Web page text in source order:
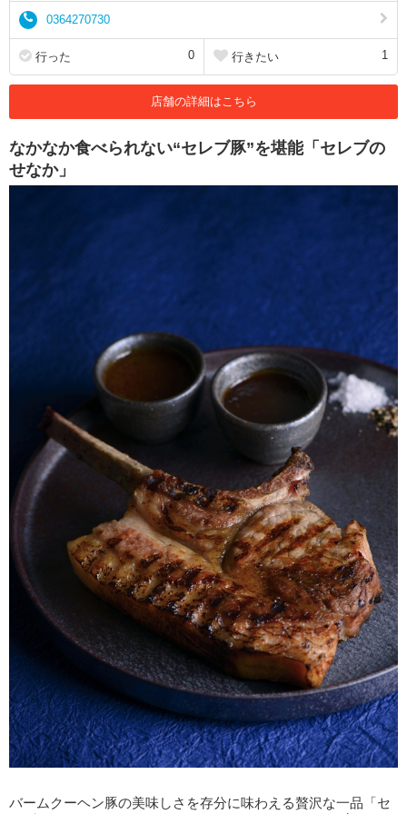
0364270730
行った 0 行きたい 1
店舗の詳細はこちら
なかなか食べられない“セレブ豚”を堪能「セレブの
せなか」
バームクーヘン豚の美味しさを存分に味わえる贅沢な一品「セ